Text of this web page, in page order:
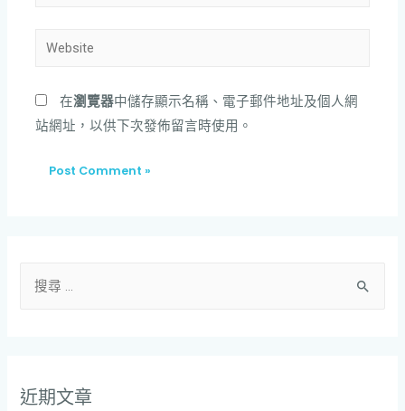
在瀏覽器中儲存顯示名稱、電子郵件地址及個人網
站網址，以供下次發佈留言時使用。
近期文章